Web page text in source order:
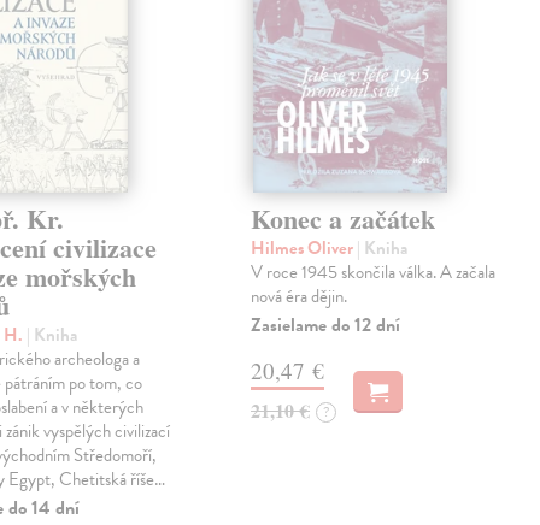
Kr.
civilizace
mořských
H. | Kniha
archeologa a
pátráním po tom, co
a v některých
zánik vyspělých civilizací
Středomoří,
Egypt, Chetitská říše…
do 14 dní
Konec a začátek
Hilmes Oliver| Kniha
V roce 1945 skončila válka. A začala
nová éra dějin.
Zasielame do 12 dní
20,47 €
21,10 € ?